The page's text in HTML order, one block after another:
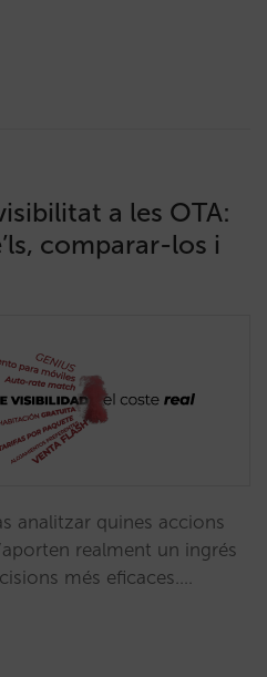
a les OTA:
comparar-los i
analitzar quines accions
realment un ingrés
més eficaces.…